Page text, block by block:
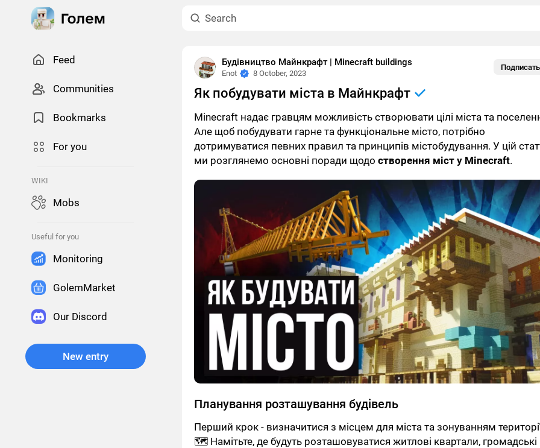
Feed
Сommunities
Bookmarks
For you
WIKI
Mobs
Useful for you
Monitoring
GolemMarket
Our Discord
New entry
Будівництво Майнкрафт | Minecraft buildings
Enot 8 October, 2023
Як побудувати міста в Майнкрафт
Minecraft надає гравцям можливість створювати цілі міста та
Але щоб побудувати гарне та функціональне місто, потрібно
дотримуватися певних правил та принципів містобудування. У цій
ми розглянемо основні поради щодо створення міст у Minecraft.
Планування розташування будівель
Перший крок - визначитися з місцем для міста та зонуванням
🗺 Намітьте, де будуть розташовуватися житлові квартали, громадські